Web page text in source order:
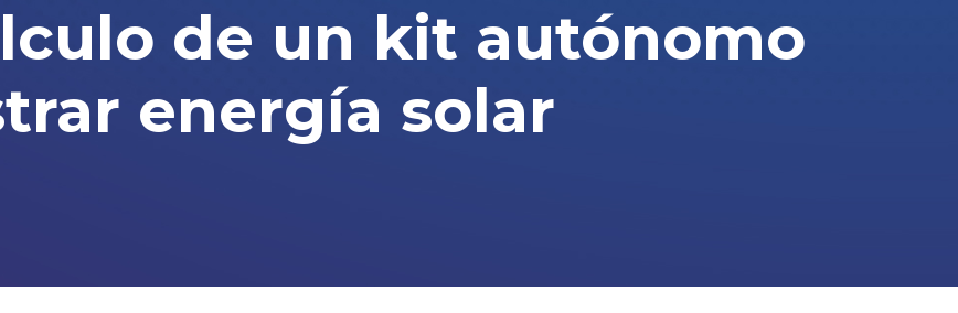
de un kit autónomo
energía solar